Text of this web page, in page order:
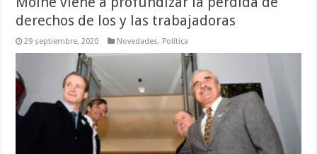
derechos de los y las trabajadoras
29 septiembre, 2020 Novedades, Política